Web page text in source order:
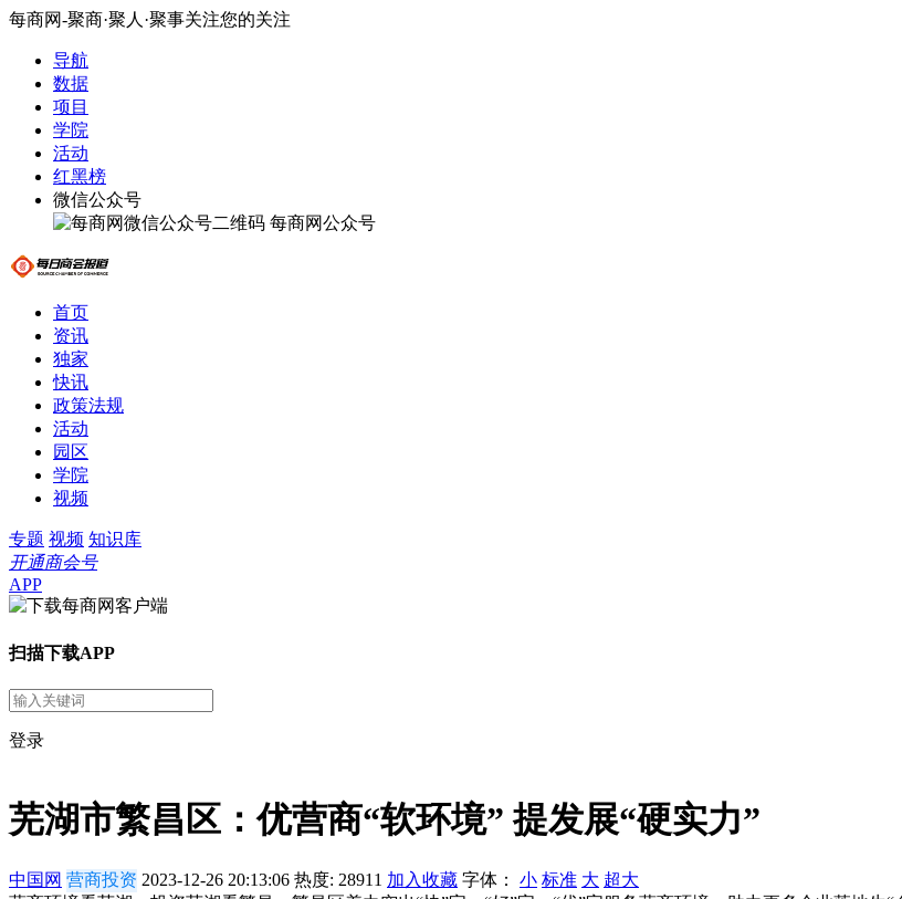
每商网-聚商·聚人·聚事关注您的关注
导航
数据
项目
学院
活动
红黑榜
微信公众号
每商网公众号
首页
资讯
独家
快讯
政策法规
活动
园区
学院
视频
专题 视频 知识库
开通商会号
APP
扫描下载APP
登录
芜湖市繁昌区：优营商“软环境” 提发展“硬实力”
中国网 营商投资 2023-12-26 20:13:06 热度: 28911 加入收藏 字体： 小 标准 大 超大